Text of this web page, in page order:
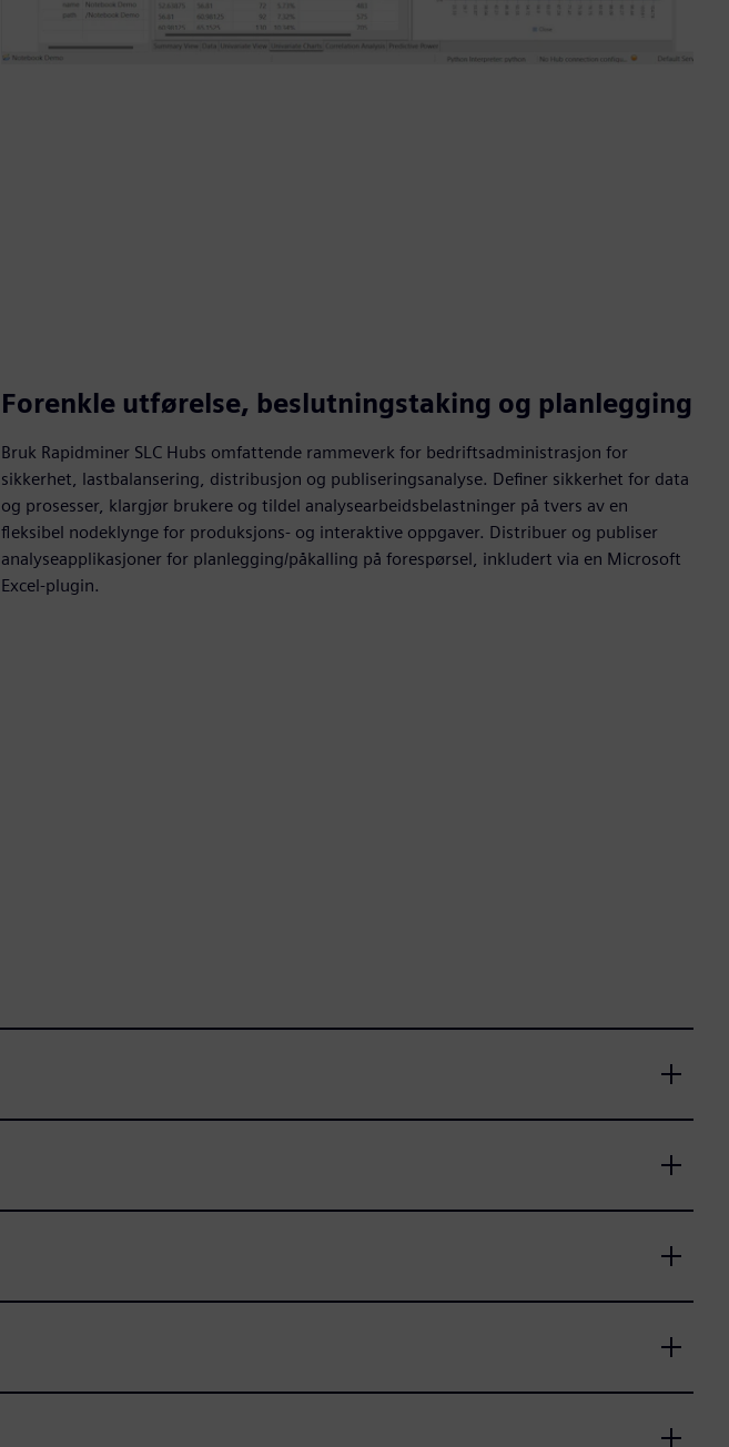
Forenkle utførelse, beslutningstaking og planlegging
Bruk Rapidminer SLC Hubs omfattende rammeverk for bedriftsadministrasjon for
sikkerhet, lastbalansering, distribusjon og publiseringsanalyse. Definer sikkerhet for data
og prosesser, klargjør brukere og tildel analysearbeidsbelastninger på tvers av en
fleksibel nodeklynge for produksjons- og interaktive oppgaver. Distribuer og publiser
analyseapplikasjoner for planlegging/påkalling på forespørsel, inkludert via en Microsoft
Excel-plugin.